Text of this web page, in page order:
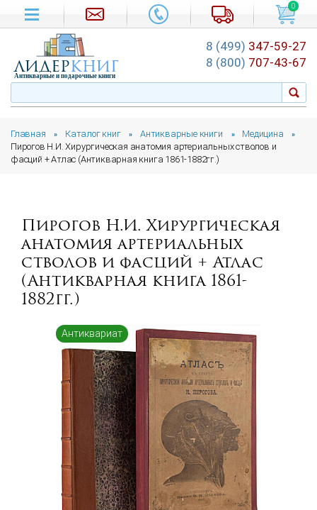
Главная » Каталог книг » Антикварные книги » Медицина »
Пирогов Н.И. Хирургическая анатомия артериальных стволов и
фасций + Атлас (Антикварная книга 1861-1882гг.)
Пирогов Н.И. Хирургическая
анатомия артериальных
стволов и фасций + Атлас
(Антикварная книга 1861-
1882гг.)
Антиквариат
0
лидеркниг
Антикварные и подарочные книги
8 (499) 347-59-27
8 (800) 707-43-67